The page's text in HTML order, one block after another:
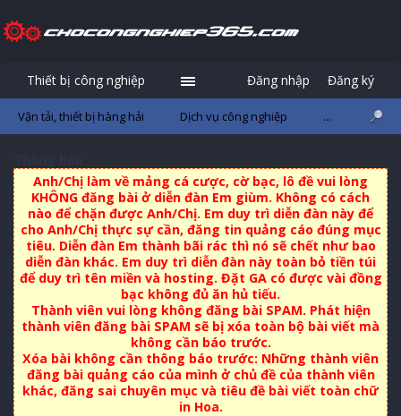
Anh/Chị làm về mảng cá cược, cờ bạc, lô đề vui lòng
KHÔNG đăng bài ở diễn đàn Em giùm. Không có cách
nào để chặn được Anh/Chị. Em duy trì diễn đàn này để
cho Anh/Chị thực sự cần, đăng tin quảng cáo đúng mục
tiêu. Diễn đàn Em thành bãi rác thì nó sẽ chết như bao
diễn đàn khác. Em duy trì diễn đàn này toàn bỏ tiền túi
để duy trì tên miền và hosting. Đặt GA có được vài đồng
bạc không đủ ăn hủ tiếu.
Thành viên vui lòng không đăng bài SPAM. Phát hiện
thành viên đăng bài SPAM sẽ bị xóa toàn bộ bài viết mà
không cần báo trước.
Xóa bài không cần thông báo trước: Những thành viên
đăng bài quảng cáo của mình ở chủ đề của thành viên
khác, đăng sai chuyên mục và tiêu đề bài viết toàn chữ
in Hoa.
Thiết bị công nghiệp
Vận tải, thiết bị hàng hải Dịch vụ công nghiệp ...
Đăng nhập Đăng ký